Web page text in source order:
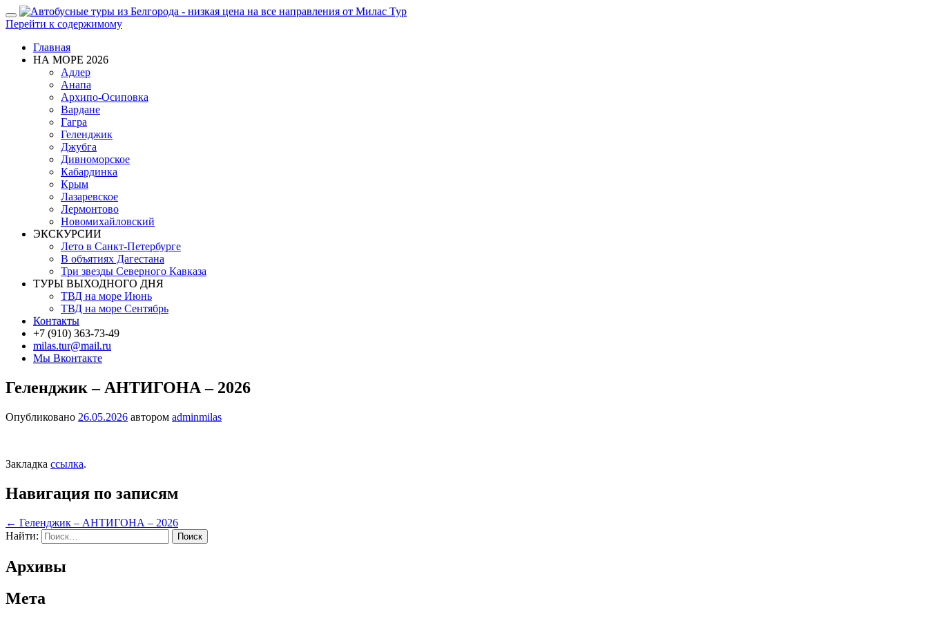
Показать/
Скрыть
навигацию
Перейти к содержимому
Главная
НА МОРЕ 2026
Адлер
Анапа
Архипо-Осиповка
Вардане
Гагра
Геленджик
Джубга
Дивноморское
Кабардинка
Крым
Лазаревское
Лермонтово
Новомихайловский
ЭКСКУРСИИ
Лето в Санкт-Петербурге
В объятиях Дагестана
Три звезды Северного Кавказа
ТУРЫ ВЫХОДНОГО ДНЯ
ТВД на море Июнь
ТВД на море Сентябрь
Контакты
+7 (910) 363-73-49
milas.tur@mail.ru
Мы Вконтакте
Геленджик – АНТИГОНА – 2026
Опубликовано 26.05.2026 автором adminmilas
Закладка ссылка.
Навигация по записям
← Геленджик – АНТИГОНА – 2026
Найти:
Архивы
Мета